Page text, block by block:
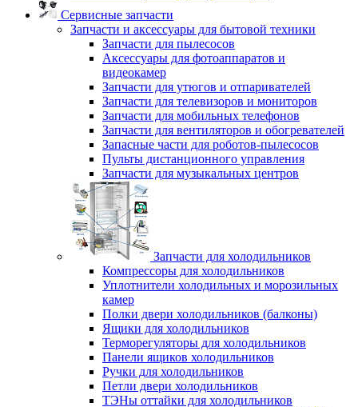
Сервисные запчасти
Запчасти и аксессуары для бытовой техники
Запчасти для пылесосов
Аксессуары для фотоаппаратов и
видеокамер
Запчасти для утюгов и отпаривателей
Запчасти для телевизоров и мониторов
Запчасти для мобильных телефонов
Запчасти для вентиляторов и обогревателей
Запасные части для роботов-пылесосов
Пульты дистанционного управления
Запчасти для музыкальных центров
Запчасти для холодильников
Компрессоры для холодильников
Уплотнители холодильных и морозильных
камер
Полки двери холодильников (балконы)
Ящики для холодильников
Терморегуляторы для холодильников
Панели ящиков холодильников
Ручки для холодильников
Петли двери холодильников
ТЭНы оттайки для холодильников